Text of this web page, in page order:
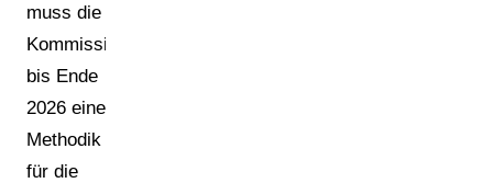
muss die
Kommission
bis Ende
2026 eine
Methodik
für die